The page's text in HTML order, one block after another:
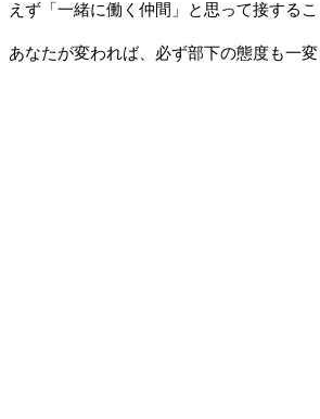
えず「一緒に働く仲間」と思って接するこ
あなたが変われば、必ず部下の態度も一変